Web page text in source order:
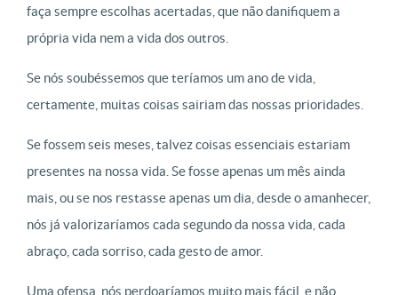
faça sempre escolhas acertadas, que não danifiquem a
própria vida nem a vida dos outros.
Se nós soubéssemos que teríamos um ano de vida,
certamente, muitas coisas sairiam das nossas prioridades.
Se fossem seis meses, talvez coisas essenciais estariam
presentes na nossa vida. Se fosse apenas um mês ainda
mais, ou se nos restasse apenas um dia, desde o amanhecer,
nós já valorizaríamos cada segundo da nossa vida, cada
abraço, cada sorriso, cada gesto de amor.
Uma ofensa, nós perdoaríamos muito mais fácil, e não